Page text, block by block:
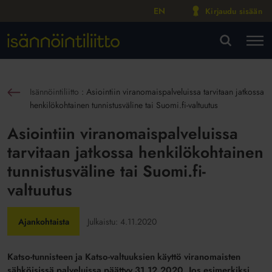
EN Kirjaudu sisään
Isännöintiliitto :Asiointiin viranomaispalveluissa tarvitaan jatkossa
henkilökohtainen tunnistusväline tai Suomi.fi-valtuutus
Asiointiin viranomaispalveluissa
tarvitaan jatkossa henkilökohtainen
tunnistusväline tai Suomi.fi-
valtuutus
Ajankohtaista Julkaistu: 4.11.2020
Katso-tunnisteen ja Katso-valtuuksien käyttö viranomaisten